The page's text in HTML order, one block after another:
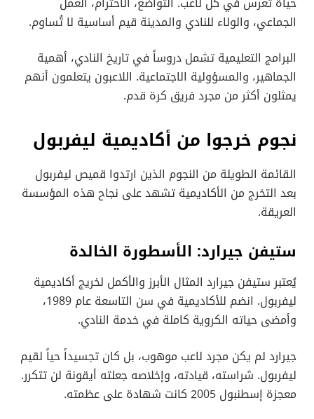
الجماعي، والولاء للنادي والمدينة قيم أساسية لا تُساوم.
البرامج التعليمية تشمل دروساً في تاريخ النادي، أهمية
الجماهير، والمسؤولية الاجتماعية. اللاعبون يتعلمون أنهم
يمثلون أكثر من مجرد فريق كرة قدم.
نجوم خرجوا من أكاديمية ليفربول
القائمة الطويلة من النجوم الذين ارتدوا قميص ليفربول
بعد التخرج من الأكاديمية تشهد على نجاح هذه المؤسسة
العريقة.
ستيفن جيرارد: الأسطورة الخالدة
يُعتبر ستيفن جيرارد المثال الأبرز والأكمل لخريج أكاديمية
ليفربول. انضم للأكاديمية في سن التاسعة عام 1989،
وأمضى حياته الكروية كاملة في خدمة النادي.
جيرارد لم يكن مجرد لاعب موهوب، بل كان تجسيداً حياً لقيم
ليفربول. شراسته، قيادته، وإخلاصه جعلته أيقونة لن تتكرر.
معجزة إسطنبول 2005 كانت شهادة على عظمته.